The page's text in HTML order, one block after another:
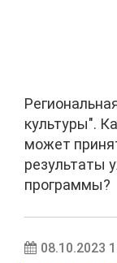
культуры".
может
результаты
программы?
08.10.2023